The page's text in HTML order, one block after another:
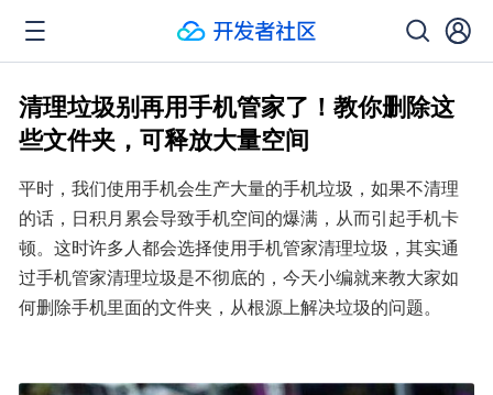
清理垃圾别再用手机管家了！教你删除这
些文件夹，可释放大量空间
平时，我们使用手机会生产大量的手机垃圾，如果不清理
的话，日积月累会导致手机空间的爆满，从而引起手机卡
顿。这时许多人都会选择使用手机管家清理垃圾，其实通
过手机管家清理垃圾是不彻底的，今天小编就来教大家如
何删除手机里面的文件夹，从根源上解决垃圾的问题。